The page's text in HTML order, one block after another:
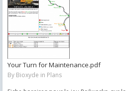
Your Turn for Maintenance.pdf
By Bioxyde in Plans